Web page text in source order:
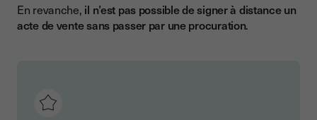
En revanche, il n’est pas possible de signer à distance un
acte de vente sans passer par une procuration.